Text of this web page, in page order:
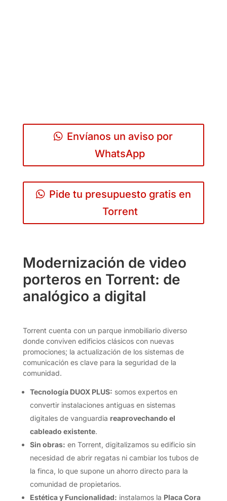
Envíanos un aviso por
WhatsApp
Pide tu presupuesto gratis en
Torrent
Modernización de video
porteros en Torrent: de
analógico a digital
Torrent cuenta con un parque inmobiliario diverso
donde conviven edificios clásicos con nuevas
promociones; la actualización de los sistemas de
comunicación es clave para la seguridad de la
comunidad.
Tecnología DUOX PLUS: somos expertos en
convertir instalaciones antiguas en sistemas
digitales de vanguardia reaprovechando el
cableado existente.
Sin obras: en Torrent, digitalizamos su edificio sin
necesidad de abrir regatas ni cambiar los tubos de
la finca, lo que supone un ahorro directo para la
comunidad de propietarios.
Estética y Funcionalidad: instalamos la Placa Cora